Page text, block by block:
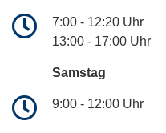
7:00 - 12:20 Uhr
13:00 - 17:00 Uhr
Samstag
9:00 - 12:00 Uhr